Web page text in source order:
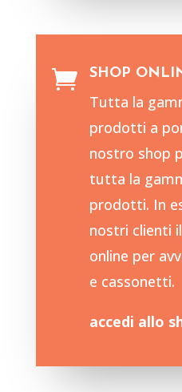
 SHOP
Tutta la
prodotti a
nostro shop
tutta la
prodotti. In
nostri clienti
online per
e cassonetti.
accedi allo